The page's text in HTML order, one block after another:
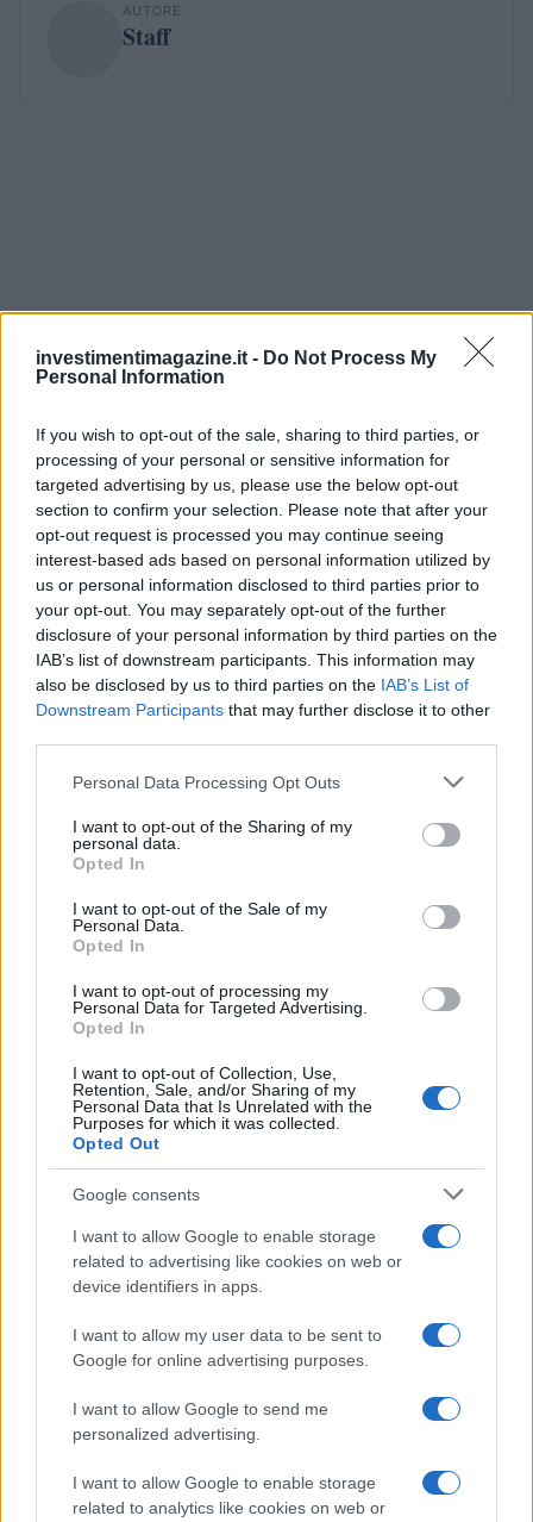
investimentimagazine.it - Do Not Process My
Personal Information
If you wish to opt-out of the sale, sharing to third parties, or
processing of your personal or sensitive information for
targeted advertising by us, please use the below opt-out
section to confirm your selection. Please note that after your
opt-out request is processed you may continue seeing
interest-based ads based on personal information utilized by
us or personal information disclosed to third parties prior to
your opt-out. You may separately opt-out of the further
disclosure of your personal information by third parties on the
IAB’s list of downstream participants. This information may
also be disclosed by us to third parties on the IAB’s List of
Downstream Participants that may further disclose it to other
Please note that this website/app uses one or more Google
not limited to your visit or usage behaviour. You may click to
grant or deny consent to Google and its third-party tags to
use your data for below specified purposes in below Google
consent section.
Personal Data Processing Opt Outs
I want to opt-out of the Sharing of my
personal data.
Opted In
I want to opt-out of the Sale of my
Personal Data.
Opted In
I want to opt-out of processing my
Personal Data for Targeted Advertising.
Opted In
I want to opt-out of Collection, Use,
Retention, Sale, and/or Sharing of my
Personal Data that Is Unrelated with the
Purposes for which it was collected.
Opted Out
Google consents
I want to allow Google to enable storage
related to advertising like cookies on web or
device identifiers in apps.
I want to allow my user data to be sent to
Google for online advertising purposes.
I want to allow Google to send me
personalized advertising.
I want to allow Google to enable storage
related to analytics like cookies on web or
AUTORE
Staff
Continua a leggere
NEWS
Petrolio in calo: Brent a 91,82$, ribassi a due cifre per greggio
Andrea Innocenti · 5 Ago 2026
NEWS
La macchina usata più affidabile: un investimento che esige
ponderazione